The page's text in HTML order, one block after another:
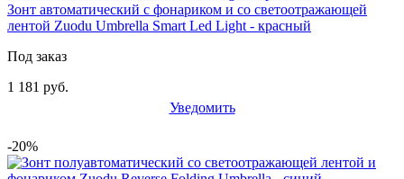
Зонт автоматический с фонариком и со светоотражающей
лентой Zuodu Umbrella Smart Led Light - красный
Под заказ
1 181 руб.
Уведомить
-20%